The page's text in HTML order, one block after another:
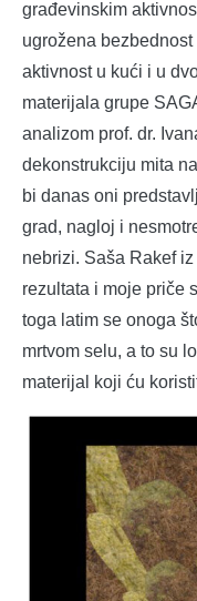
građevinskim
ugrožena
aktivnost u kući i u
materijala grupe
analizom prof. dr.
dekonstrukciju mita
bi danas oni
grad, nagloj i
nebrizi. Saša Rakef
rezultata i moje priče
toga latim se onoga
mrtvom selu, a to su
materijal koji ću